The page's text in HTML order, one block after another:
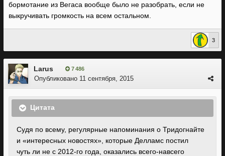
бормотание из Вегаса вообще было не разобрать, если не
выкручивать громкость на всем остальном.
3
Larus 7 486
Опубликовано 11 сентября, 2015
Цитата
Судя по всему, регулярные напоминания о Тридогнайте
и «интересных новостях», которые Делламс постил
чуть ли не с 2012-го года, оказались всего-навсего